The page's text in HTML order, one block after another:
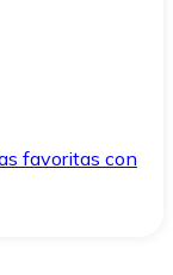
favoritas con